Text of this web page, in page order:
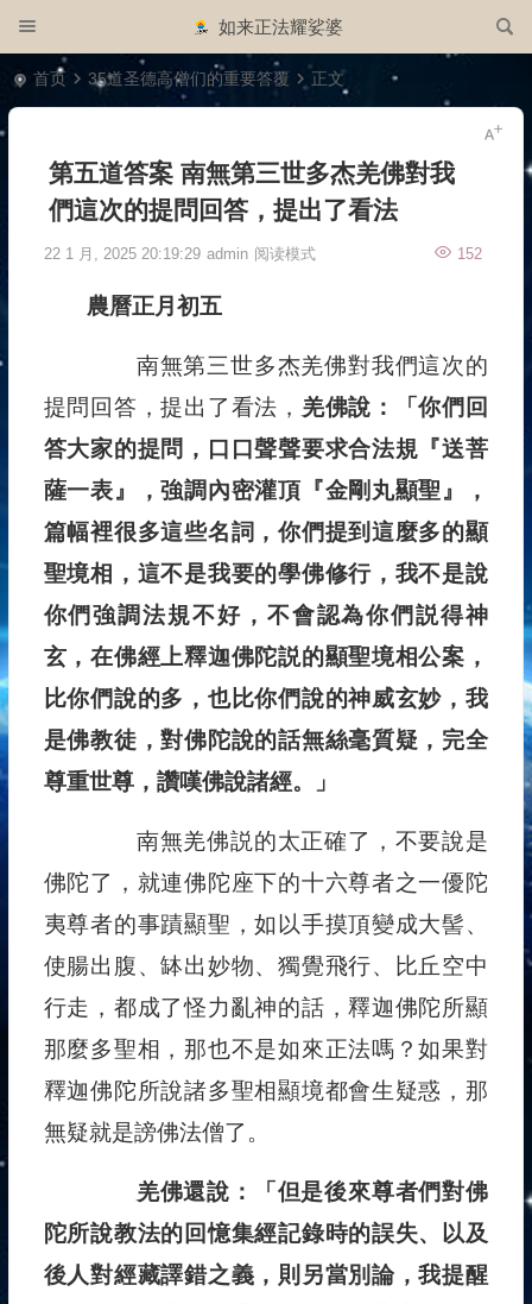
如来正法耀娑婆
首页 35道圣德高僧们的重要答覆 正文
第五道答案 南無第三世多杰羌佛對我
們這次的提問回答，提出了看法
22 1 月, 2025 20:19:29 admin 152
阅读模式
農曆正月初五
南無第三世多杰羌佛對我們這次的
提問回答，提出了看法， 羌佛說：「你們回
答大家的提問，口口聲聲要求合法規『送菩
薩一表』，強調內密灌頂『金剛丸顯聖』，
篇幅裡很多這些名詞，你們提到這麼多的顯
聖境相，這不是我要的學佛修行，我不是說
你們強調法規不好，不會認為你們説得神
玄，在佛經上釋迦佛陀説的顯聖境相公案，
比你們說的多，也比你們說的神威玄妙，我
是佛教徒，對佛陀說的話無絲毫質疑，完全
尊重世尊，讚嘆佛說諸經。」
南無羌佛説的太正確了，不要說是
佛陀了，就連佛陀座下的十六尊者之一優陀
夷尊者的事蹟顯聖，如以手摸頂變成大髻、
使腸出腹、缽出妙物、獨覺飛行、比丘空中
行走，都成了怪力亂神的話，釋迦佛陀所顯
那麼多聖相，那也不是如來正法嗎？如果對
釋迦佛陀所說諸多聖相顯境都會生疑惑，那
無疑就是謗佛法僧了。
羌佛還說：「但是後來尊者們對佛
陀所說教法的回憶集經記錄時的誤失、以及
後人對經藏譯錯之義，則另當別論，我提醒